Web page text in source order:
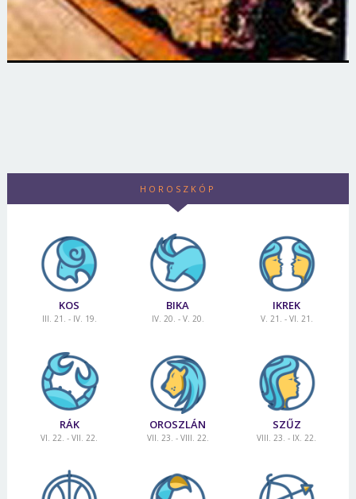
HOROSZKÓP
KOS
III. 21. - IV. 19.
BIKA
IV. 20. - V. 20.
IKREK
V. 21. - VI. 21.
RÁK
VI. 22. - VII. 22.
OROSZLÁN
VII. 23. - VIII. 22.
SZŰZ
VIII. 23. - IX. 22.